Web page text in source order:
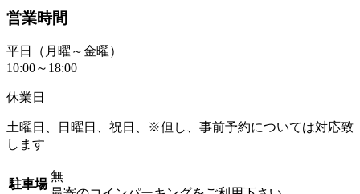
営業時間
平日（月曜～金曜）
10:00～18:00
休業日
土曜日、日曜日、祝日、※但し、事前予約については対応致
します
駐車場
無